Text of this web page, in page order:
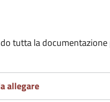
tutta la
allegare